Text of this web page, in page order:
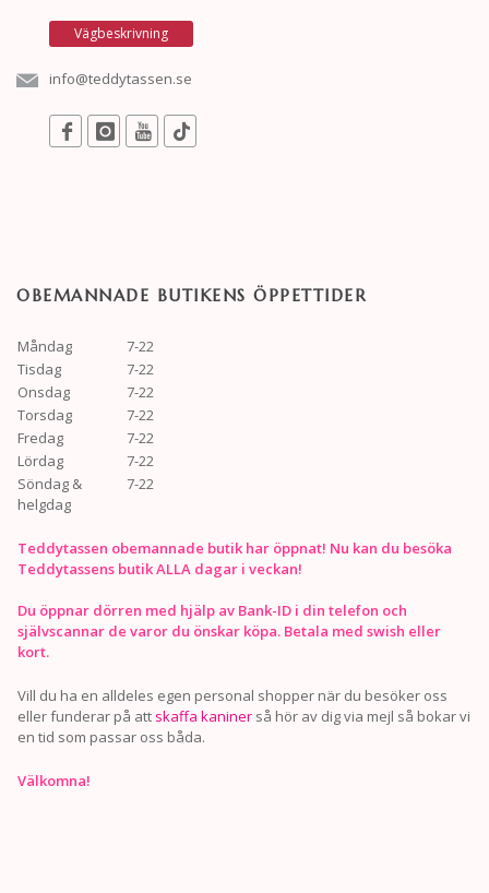
Vägbeskrivning
info@teddytassen.se
OBEMANNADE BUTIKENS ÖPPETTIDER
Måndag
7-22
Tisdag
7-22
Onsdag
7-22
Torsdag
7-22
Fredag
7-22
Lördag
7-22
Söndag &
helgdag
7-22
Teddytassen obemannade butik har öppnat! Nu kan du besöka
Teddytassens butik ALLA dagar i veckan!
Du öppnar dörren med hjälp av Bank-ID i din telefon och
självscannar de varor du önskar köpa. Betala med swish eller
kort.
Vill du ha en alldeles egen personal shopper när du besöker oss
eller funderar på att skaffa kaniner så hör av dig via mejl så bokar vi
en tid som passar oss båda.
Välkomna!